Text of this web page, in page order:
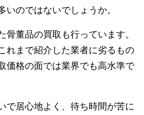
いのではないでしょうか。
骨董品の買取も行っています。
れまで紹介した業者に劣るもの
価格の面では業界でも高水準で
で居心地よく、待ち時間が苦に